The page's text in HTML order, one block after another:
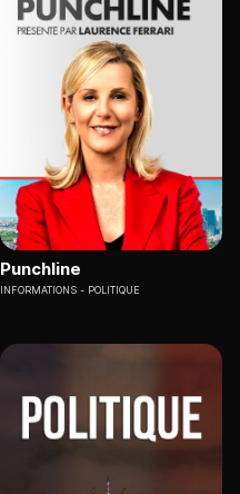
Punchline
INFORMATIONS POLITIQUE